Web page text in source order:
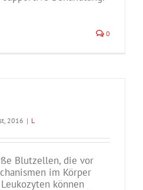
0
2016 | L
Blutzellen, die vor
im Körper
können